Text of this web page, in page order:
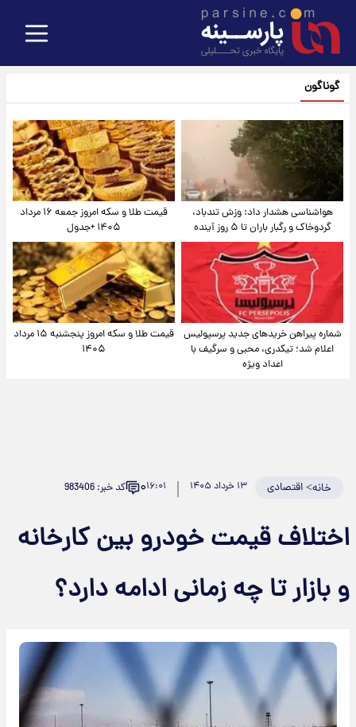
گوناگون
هواشناسی هشدار داد: وزش تندباد،
گردوخاک و رگبار باران تا ۵ روز آینده
قیمت طلا و سکه امروز جمعه ۱۶ مرداد
۱۴۰۵ +جدول
شماره پیراهن خریدهای جدید پرسپولیس
اعلام شد؛ تیکدری، محبی و سرگیف با
اعداد ویژه
قیمت طلا و سکه امروز پنجشنبه ۱۵ مرداد
۱۴۰۵
خانه>اقتصادی ۱۳ خرداد ۱۴۰۵ ۱۶:۰۱۰ کد خبر: 983406
اختلاف قیمت خودرو بین کارخانه
و بازار تا چه زمانی ادامه دارد؟